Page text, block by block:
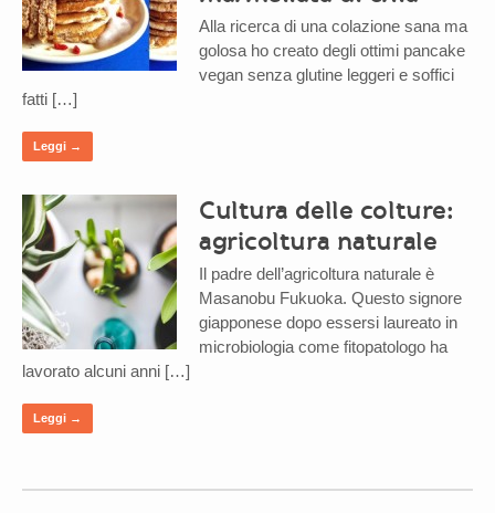
Alla ricerca di una colazione sana ma
golosa ho creato degli ottimi pancake
vegan senza glutine leggeri e soffici
fatti […]
Leggi →
Cultura delle colture:
agricoltura naturale
Il padre dell’agricoltura naturale è
Masanobu Fukuoka. Questo signore
giapponese dopo essersi laureato in
microbiologia come fitopatologo ha
lavorato alcuni anni […]
Leggi →